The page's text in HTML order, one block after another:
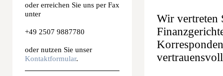
oder erreichen Sie uns per Fax
unter
+49 2507 9887780
oder nutzen Sie unser
Kontaktformular.
Wir vertreten